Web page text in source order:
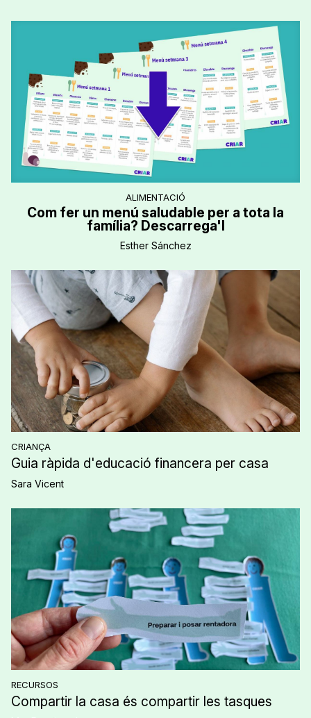
CRIANÇA
Guia ràpida d'educació financera per casa
Sara Vicent
RECURSOS
Compartir la casa és compartir les tasques
ALIMENTACIÓ
Com fer un menú saludable per a tota la
família? Descarrega'l
Esther Sánchez